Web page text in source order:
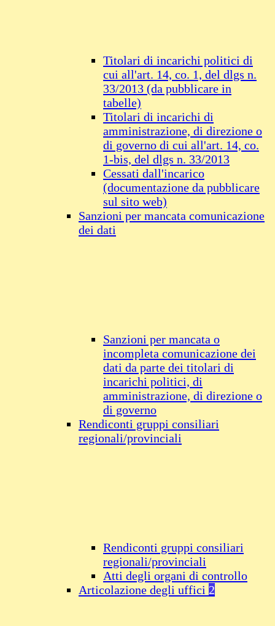
Titolari di incarichi politici di
cui all'art. 14, co. 1, del dlgs n.
33/2013 (da pubblicare in
tabelle)
Titolari di incarichi di
amministrazione, di direzione o
di governo di cui all'art. 14, co.
1-bis, del dlgs n. 33/2013
Cessati dall'incarico
(documentazione da pubblicare
sul sito web)
Sanzioni per mancata comunicazione
dei dati
Sanzioni per mancata o
incompleta comunicazione dei
dati da parte dei titolari di
incarichi politici, di
amministrazione, di direzione o
di governo
Rendiconti gruppi consiliari
regionali/provinciali
Rendiconti gruppi consiliari
regionali/provinciali
Atti degli organi di controllo
Articolazione degli uffici 2